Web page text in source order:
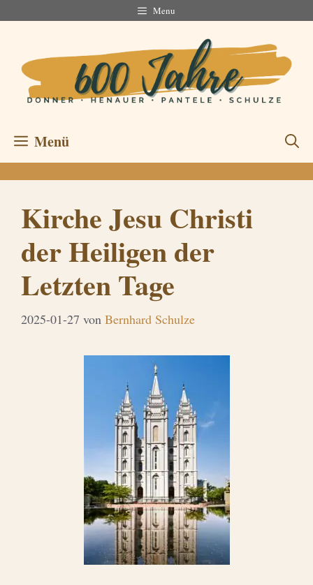
Menu
Menü
Kirche Jesu Christi
der Heiligen der
Letzten Tage
2025-01-27 von Bernhard Schulze